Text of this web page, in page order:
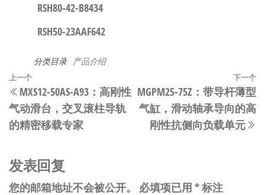
RSH80-42-B8434
RSH50-23AAF642
分类目录 产品介绍
文
章
导
上
一
篇
文
上一个
MXS12-50AS-A93：高刚性
气动滑台，交叉滚柱导轨
的精密移载专家
下一个
MGPM25-75Z：带导杆薄型
气缸，滑动轴承导向的高
刚性抗侧向负载单元
发表回复
您的邮箱地址不会被公开。 必填项已用 *标注